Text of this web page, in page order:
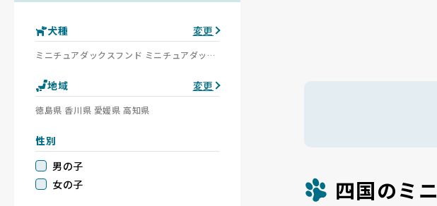
犬種 変更
ミニチュアダックスフンド ミニチュアダックスフンド(ロング) ミニチュアダックスフンド(スムース) ミニチュアダックスフンド(ワイアー)
地域 変更
徳島県 香川県 愛媛県 高知県
性別
男の子
女の子
四国のミ